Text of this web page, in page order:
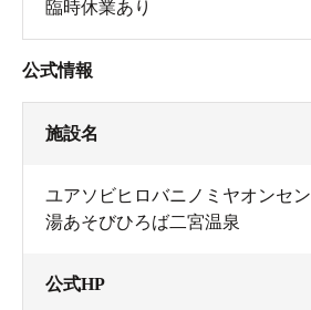
臨時休業あり
公式情報
施設名
ユアソビヒロバニノミヤオンセン
湯あそびひろば二宮温泉
公式HP